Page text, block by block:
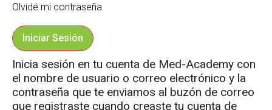
Olvidé mi contraseña
Iniciar Sesión
Inicia sesión en tu cuenta de Med-Academy con
el nombre de usuario o correo electrónico y la
contraseña que te enviamos al buzón de correo
que registraste cuando creaste tu cuenta de